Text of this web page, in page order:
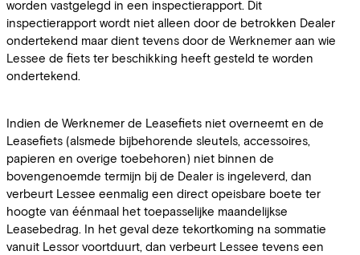
worden vastgelegd in een inspectierapport. Dit
inspectierapport wordt niet alleen door de betrokken Dealer
ondertekend maar dient tevens door de Werknemer aan wie
Lessee de fiets ter beschikking heeft gesteld te worden
ondertekend.
Indien de Werknemer de Leasefiets niet overneemt en de
Leasefiets (alsmede bijbehorende sleutels, accessoires,
papieren en overige toebehoren) niet binnen de
bovengenoemde termijn bij de Dealer is ingeleverd, dan
verbeurt Lessee eenmalig een direct opeisbare boete ter
hoogte van éénmaal het toepasselijke maandelijkse
Leasebedrag. In het geval deze tekortkoming na sommatie
vanuit Lessor voortduurt, dan verbeurt Lessee tevens een